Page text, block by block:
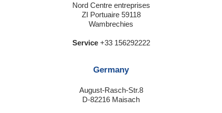
Nord Centre entreprises
ZI Portuaire 59118
Wambrechies
Service +33 156292222
Germany
August-Rasch-Str.8
D-82216 Maisach